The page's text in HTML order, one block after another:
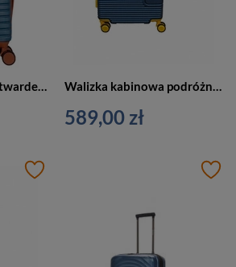
Walizka kabinowa z twardego materiału unisex ELLE Glam mała na 4 kółkach niebieska Walizka kabinowa podróżna mała twarda niebieska Vip Collection Madryt I 20
589,00 zł